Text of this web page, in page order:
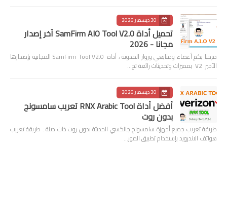
30 ديسمبر 2026
تحميل أداة SamFirm AIO Tool V2.0 آخر إصدار
مجانا - 2026
مرحبا بكم أعضاء ومتابعي وزوار المدونة ، أداة SamFirm Tool V2.0 المجانية بإصدارها
الأخير V2 بمميزات وتحديثات رائعة تح…
30 ديسمبر 2026
أفضل أداة RNX Arabic Tool تعريب سامسونج
بدون روت
طريقة تعريب جميع أجهزة سامسونج جالكسي الحديثة بدون روت ذات صلة : طريقة تعريب
هواتف الاندرويد بإستخدام تطبيق المور…